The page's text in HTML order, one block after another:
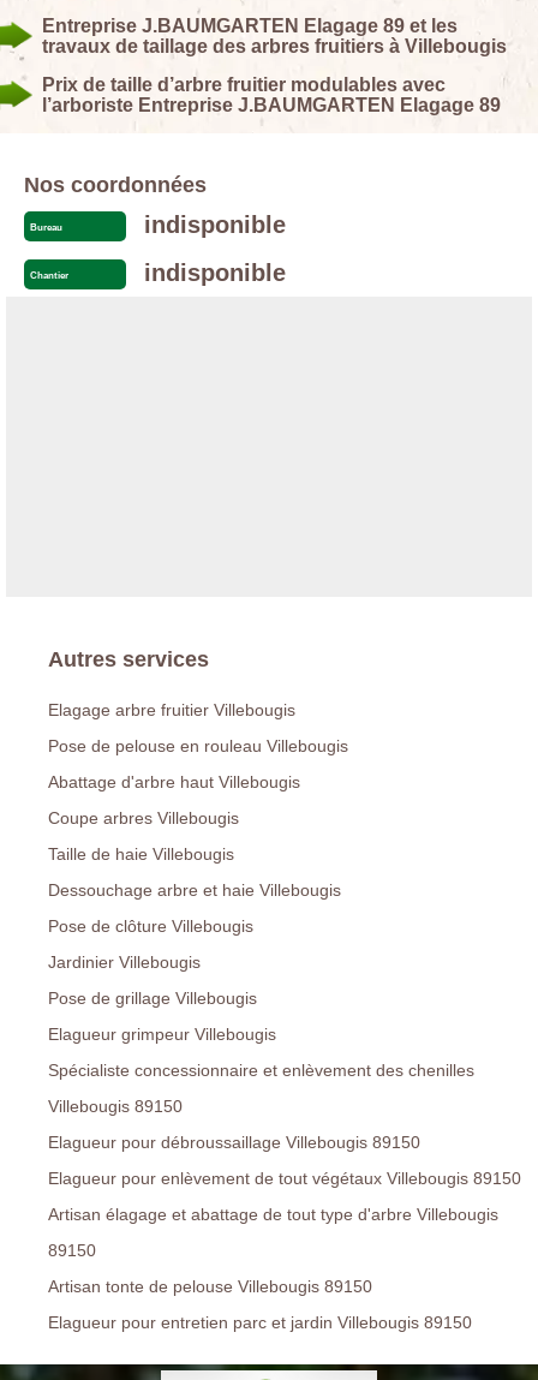
Entreprise J.BAUMGARTEN Elagage 89 et les
travaux de taillage des arbres fruitiers à Villebougis
Prix de taille d’arbre fruitier modulables avec
l’arboriste Entreprise J.BAUMGARTEN Elagage 89
Nos coordonnées
Bureau indisponible
Chantier indisponible
Autres services
Elagage arbre fruitier Villebougis
Pose de pelouse en rouleau Villebougis
Abattage d'arbre haut Villebougis
Coupe arbres Villebougis
Taille de haie Villebougis
Dessouchage arbre et haie Villebougis
Pose de clôture Villebougis
Jardinier Villebougis
Pose de grillage Villebougis
Elagueur grimpeur Villebougis
Spécialiste concessionnaire et enlèvement des chenilles
Villebougis 89150
Elagueur pour débroussaillage Villebougis 89150
Elagueur pour enlèvement de tout végétaux Villebougis 89150
Artisan élagage et abattage de tout type d'arbre Villebougis
89150
Artisan tonte de pelouse Villebougis 89150
Elagueur pour entretien parc et jardin Villebougis 89150